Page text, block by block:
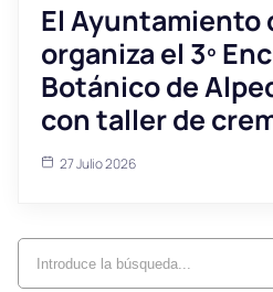
El Ayuntamiento
organiza el 3º
Botánico de
con taller de
27 Julio 2026